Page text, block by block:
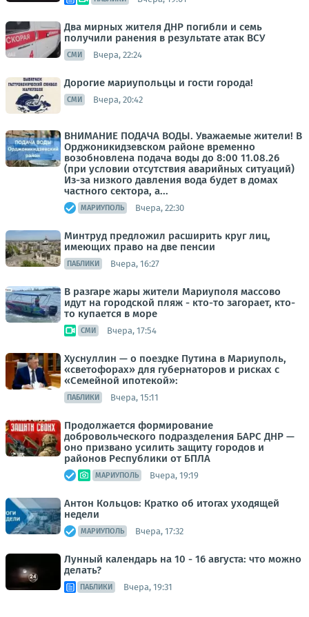
Два мирных жителя ДНР погибли и семь
получили ранения в результате атак ВСУ
СМИ Вчера, 22:24
Дорогие мариупольцы и гости города!
СМИ Вчера, 20:42
ВНИМАНИЕ ПОДАЧА ВОДЫ. Уважаемые жители! В
Орджоникидзевском районе временно
возобновлена подача воды до 8:00 11.08.26
(при условии отсутствия аварийных ситуаций)
Из-за низкого давления вода будет в домах
частного сектора, а...
МАРИУПОЛЬ Вчера, 22:30
Минтруд предложил расширить круг лиц,
имеющих право на две пенсии
ПАБЛИКИ Вчера, 16:27
В разгаре жары жители Мариуполя массово
идут на городской пляж - кто-то загорает, кто-
то купается в море
СМИ Вчера, 17:54
Хуснуллин — о поездке Путина в Мариуполь,
«светофорах» для губернаторов и рисках с
«Семейной ипотекой»:
ПАБЛИКИ Вчера, 15:11
Продолжается формирование
добровольческого подразделения БАРС ДНР —
оно призвано усилить защиту городов и
районов Республики от БПЛА
МАРИУПОЛЬ Вчера, 19:19
Антон Кольцов: Кратко об итогах уходящей
недели
МАРИУПОЛЬ Вчера, 17:32
Лунный календарь на 10 - 16 августа: что можно
делать?
ПАБЛИКИ Вчера, 19:31